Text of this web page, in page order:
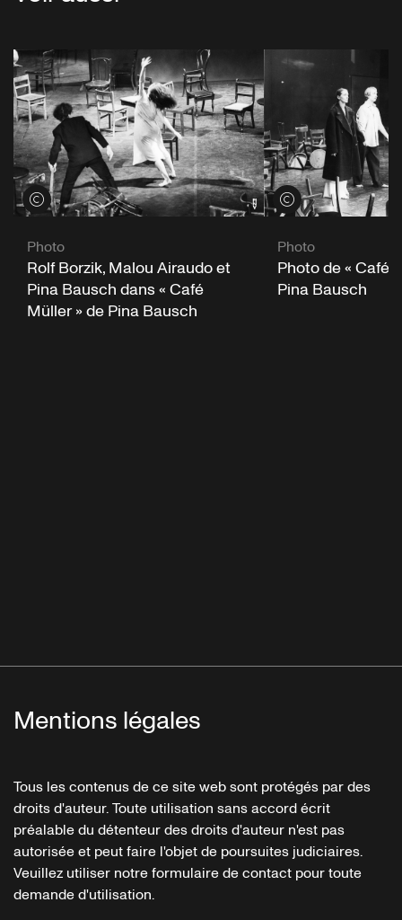
Voir les crédits
Photo
Rolf Borzik, Malou Airaudo et
Pina Bausch dans « Café
Müller » de Pina Bausch
Voir les crédits
Photo
Photo de « Café
Pina Bausch
Mentions légales
Tous les contenus de ce site web sont protégés par des
droits d'auteur. Toute utilisation sans accord écrit
préalable du détenteur des droits d'auteur n'est pas
autorisée et peut faire l'objet de poursuites judiciaires.
Veuillez utiliser notre formulaire de contact pour toute
demande d'utilisation.